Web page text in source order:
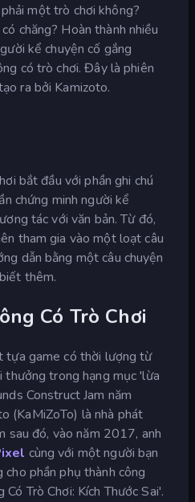
phải một trò chơi không?
chăng? Hoàn thành nhiều
kể chuyện cố gắng
có trò chơi. Đây là phiên
ra bởi Kamizoto.
bắt đầu với phần ghi chú
chứng minh người kể
tác với văn bản. Từ đó,
tham gia vào một loạt câu
dẫn bằng một câu chuyện
thêm.
Có Trò Chơi
tựa game có thời lượng từ
trong hạng mục 'lừa
Construct Jam năm
(KaMiZoTo) là nhà phát
sau đó, vào năm 2017, anh
cùng với một người bạn
phần phụ thành công
Trò Chơi: Kích Thước Sai'.